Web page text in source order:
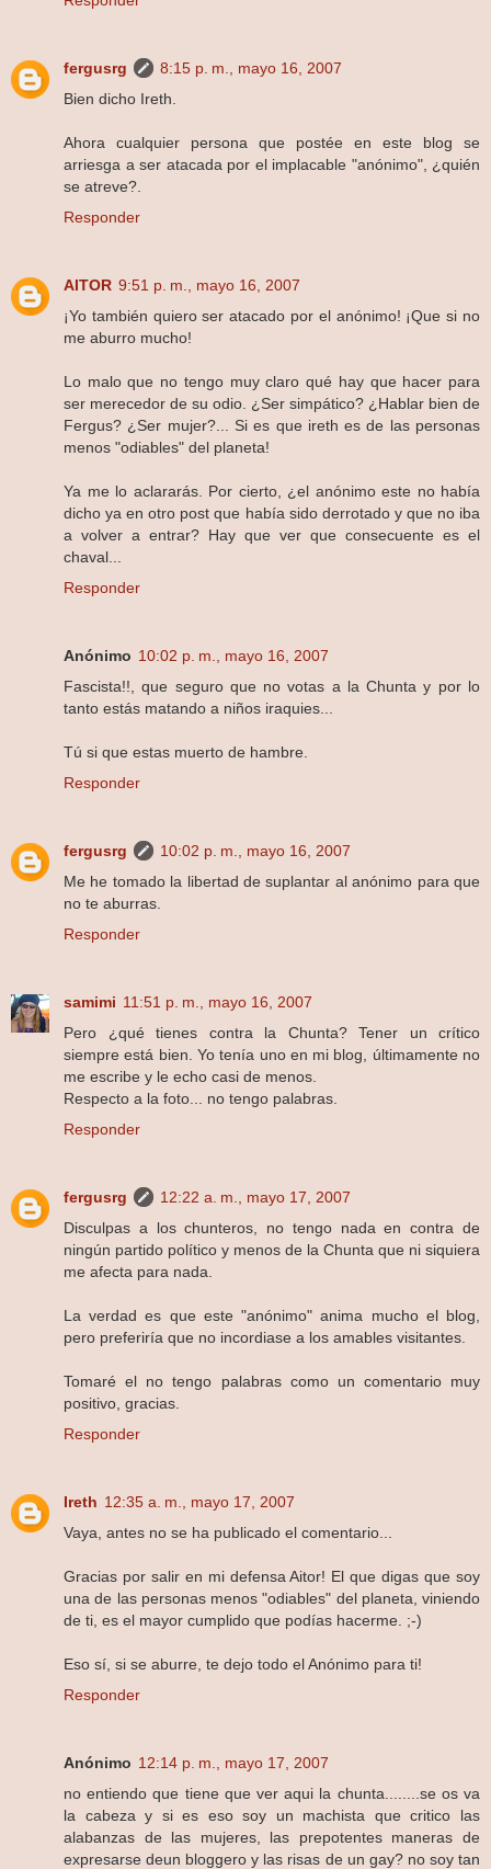
fergusrg
8:15 p. m., mayo 16, 2007
Bien dicho Ireth.
Ahora cualquier persona que postée en este blog se
arriesga a ser atacada por el implacable "anónimo", ¿quién
se atreve?.
Responder
AITOR 9:51 p. m., mayo 16, 2007
¡Yo también quiero ser atacado por el anónimo! ¡Que si no
me aburro mucho!
Lo malo que no tengo muy claro qué hay que hacer para
ser merecedor de su odio. ¿Ser simpático? ¿Hablar bien de
Fergus? ¿Ser mujer?... Si es que ireth es de las personas
menos "odiables" del planeta!
Ya me lo aclararás. Por cierto, ¿el anónimo este no había
dicho ya en otro post que había sido derrotado y que no iba
a volver a entrar? Hay que ver que consecuente es el
chaval...
Responder
Anónimo 10:02 p. m., mayo 16, 2007
Fascista!!, que seguro que no votas a la Chunta y por lo
tanto estás matando a niños iraquies...
Tú si que estas muerto de hambre.
Responder
fergusrg
10:02 p. m., mayo 16, 2007
Me he tomado la libertad de suplantar al anónimo para que
no te aburras.
Responder
samimi 11:51 p. m., mayo 16, 2007
Pero ¿qué tienes contra la Chunta? Tener un crítico
siempre está bien. Yo tenía uno en mi blog, últimamente no
me escribe y le echo casi de menos.
Respecto a la foto... no tengo palabras.
Responder
fergusrg
12:22 a. m., mayo 17, 2007
Disculpas a los chunteros, no tengo nada en contra de
ningún partido político y menos de la Chunta que ni siquiera
me afecta para nada.
La verdad es que este "anónimo" anima mucho el blog,
pero preferiría que no incordiase a los amables visitantes.
Tomaré el no tengo palabras como un comentario muy
positivo, gracias.
Responder
Ireth 12:35 a. m., mayo 17, 2007
Vaya, antes no se ha publicado el comentario...
Gracias por salir en mi defensa Aitor! El que digas que soy
una de las personas menos "odiables" del planeta, viniendo
de ti, es el mayor cumplido que podías hacerme. ;-)
Eso sí, si se aburre, te dejo todo el Anónimo para ti!
Responder
Anónimo 12:14 p. m., mayo 17, 2007
no entiendo que tiene que ver aqui la chunta........se os va
la cabeza y si es eso soy un machista que critico las
alabanzas de las mujeres, las prepotentes maneras de
expresarse deun bloggero y las risas de un gay? no soy tan